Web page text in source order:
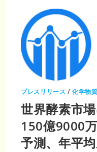
プレスリリース /化学物
世界酵素市
150億9000
予測、年平